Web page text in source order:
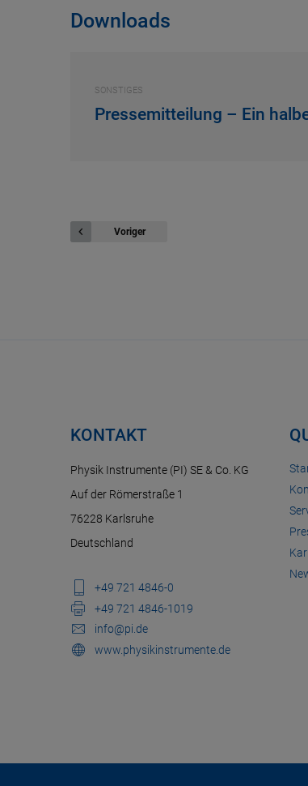
Downloads
SONSTIGES
Pressemitteilung – Ein
Voriger
KONTAKT
Physik Instrumente (PI) SE & Co. KG
Auf der Römerstraße 1
76228 Karlsruhe
Deutschland
+49 721 4846-0
+49 721 4846-1019
info@pi.de
www.physikinstrumente.de